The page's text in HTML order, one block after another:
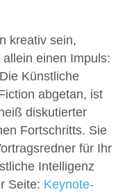
kreativ sein,
einen Impuls:
Künstliche
abgetan, ist
diskutierter
Fortschritts. Sie
für Ihr
Intelligenz
Seite: Keynote-